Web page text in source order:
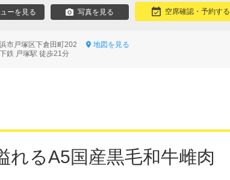
ーを見る 写真を見る 空席確認・予約する
市戸塚区下倉田町202
地図を見る
鉄 戸塚駅 徒歩21分
れるA5国産黒毛和牛雌肉